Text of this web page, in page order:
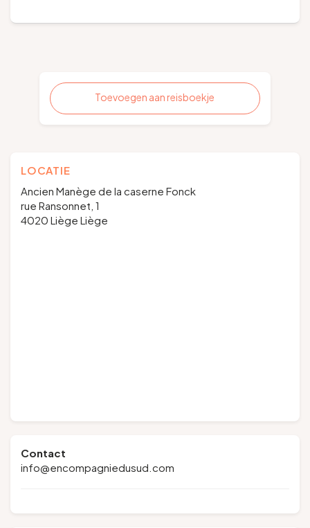
Toevoegen aan reisboekje
LOCATIE
Ancien Manège de la caserne Fonck
rue Ransonnet, 1
4020 Liège Liège
Contact
info@encompagniedusud.com